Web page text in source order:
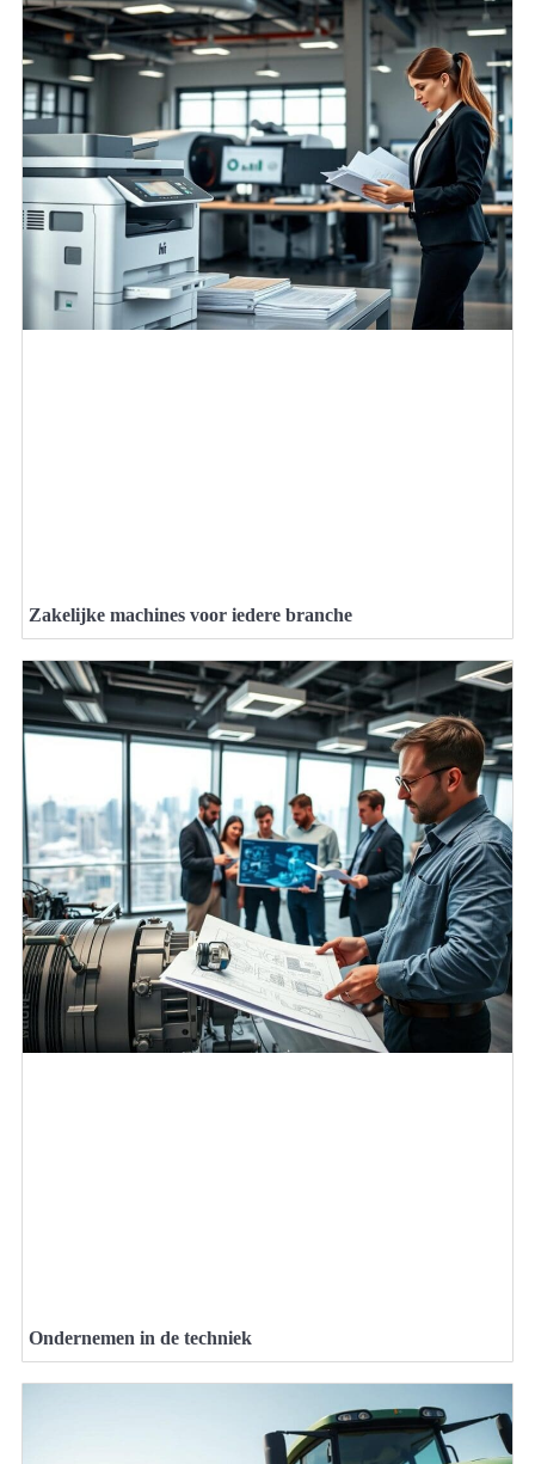
Zakelijke machines voor iedere branche
Ondernemen in de techniek